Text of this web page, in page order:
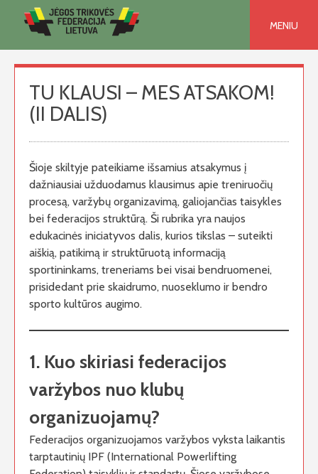
MENIU
TU KLAUSI – MES ATSAKOM!
(II DALIS)
Šioje skiltyje pateikiame išsamius atsakymus į
dažniausiai užduodamus klausimus apie treniruočių
procesą, varžybų organizavimą, galiojančias taisykles
bei federacijos struktūrą. Ši rubrika yra naujos
edukacinės iniciatyvos dalis, kurios tikslas – suteikti
aiškią, patikimą ir struktūruotą informaciją
sportininkams, treneriams bei visai bendruomenei,
prisidedant prie skaidrumo, nuoseklumo ir bendro
sporto kultūros augimo.
1. Kuo skiriasi federacijos
varžybos nuo klubų
organizuojamų?
Federacijos organizuojamos varžybos vyksta laikantis
tarptautinių IPF (International Powerlifting